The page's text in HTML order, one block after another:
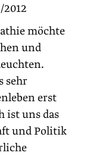
möchte
und
sehr
erst
ist uns das
und Politik